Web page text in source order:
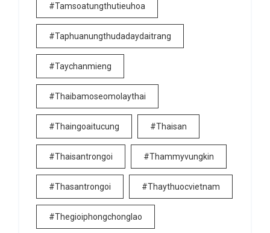
#tamsoatungthutieuhoa
#taphuanungthudadaydaitrang
#taychanmieng
#thaibamoseomolaythai
#thaingoaitucung #thaisan
#thaisantrongoi #thammyvungkin
#thasantrongoi #thaythuocvietnam
#thegioiphongchonglao